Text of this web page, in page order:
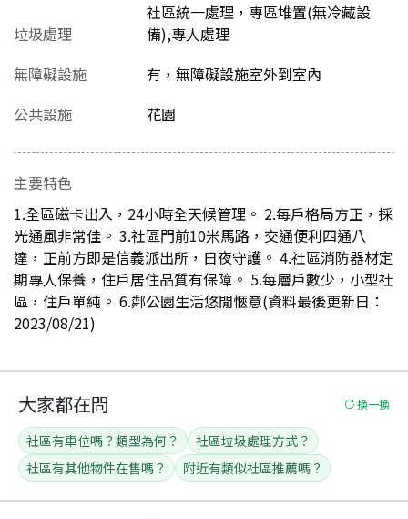
垃圾處理
社區統一處理，專區堆置(無冷藏設
備),專人處理
無障礙設施
有，無障礙設施室外到室內
公共設施
花園
主要特色
1.全區磁卡出入，24小時全天候管理。 2.每戶格局方正，採
光通風非常佳。 3.社區門前10米馬路，交通便利四通八
達，正前方即是信義派出所，日夜守護。 4.社區消防器材定
期專人保養，住戶居住品質有保障。 5.每層戶數少，小型社
區，住戶單純。 6.鄰公園生活悠閒愜意(資料最後更新日：
2023/08/21)
大家都在問 換一換
社區有車位嗎？類型為何？
社區垃圾處理方式？
社區有其他物件在售嗎？
附近有類似社區推薦嗎？